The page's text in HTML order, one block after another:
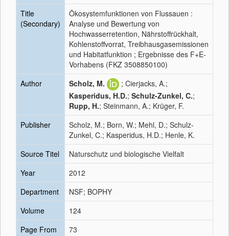
Title
(Secondary)
Ökosystemfunktionen von Flussauen :
Analyse und Bewertung von
Hochwasserretention, Nährstoffrückhalt,
Kohlenstoffvorrat, Treibhausgasemissionen
und Habitatfunktion ; Ergebnisse des F+E-
Vorhabens (FKZ 3508850100)
Author
Scholz, M.
; Cierjacks, A.;
Kasperidus, H.D.; Schulz-Zunkel, C.;
Rupp, H.; Steinmann, A.; Krüger, F.
Publisher
Scholz, M.; Born, W.; Mehl, D.; Schulz-
Zunkel, C.; Kasperidus, H.D.; Henle, K.
Source Titel
Naturschutz und biologische Vielfalt
Year
2012
Department
NSF; BOPHY
Volume
124
Page From
73